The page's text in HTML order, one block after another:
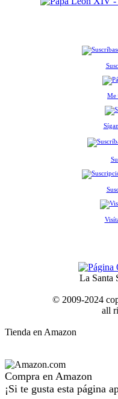
Me
La Santa
© 2009-2024
all
Tienda en Amazon
Compra en Amazon
¡Si te gusta esta página